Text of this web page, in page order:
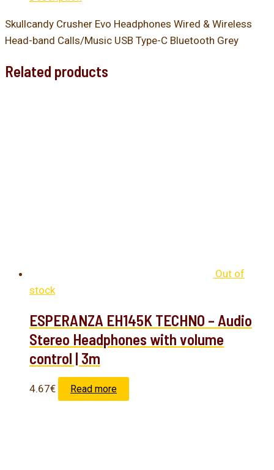
Skullcandy Crusher Evo Headphones Wired & Wireless
Head-band Calls/Music USB Type-C Bluetooth Grey
Related products
Out of
stock
ESPERANZA EH145K TECHNO – Audio
Stereo Headphones with volume
control | 3m
4.67€ Read more